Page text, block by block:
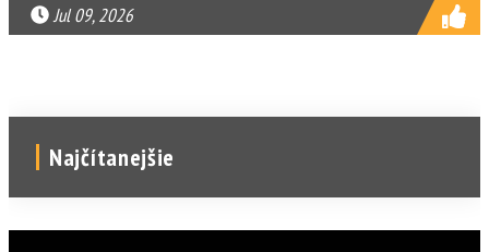
Jul 09, 2026
Najčítanejšie